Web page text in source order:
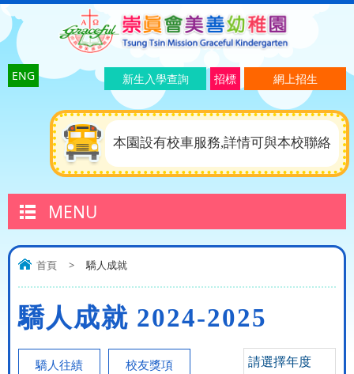
ENG 網上招生
招標
新生入學查詢
本園設有校車服務,詳情可與本校聯絡
MENU
首頁 > 驕人成就
驕人成就 2024-2025
請選擇年度
驕人往績
校友獎項